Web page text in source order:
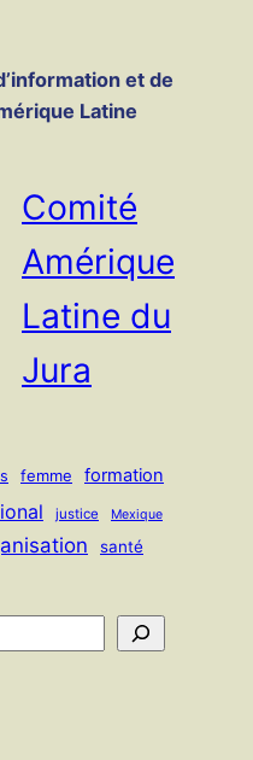
et de
Latine
Comité
Amérique
Latine du
Jura
femme formation
justice Mexique
santé